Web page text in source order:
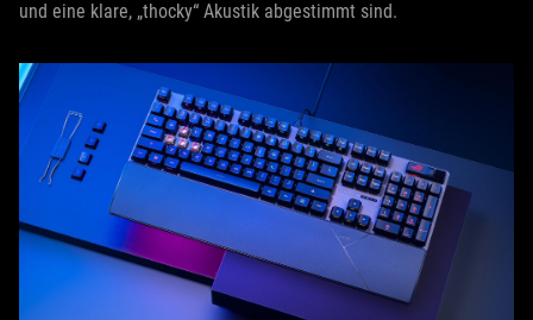
und eine klare, „thocky“ Akustik abgestimmt sind.